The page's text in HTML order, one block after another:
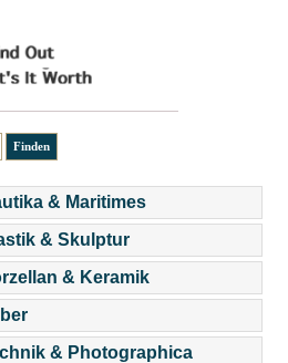
& Maritimes
& Skulptur
& Keramik
& Photographica